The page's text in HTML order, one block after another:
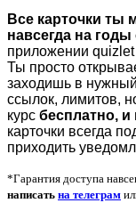
Все карточки
навсегда на
приложении quizlet
Ты просто
заходишь в
ссылок, лимитов,
курс бесплатно,
карточки всегда
приходить
*Гарантия доступа
написать на телеграм